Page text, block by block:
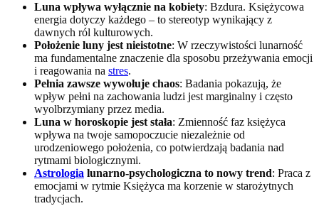
Luna wpływa wyłącznie na kobiety: Bzdura. Księżycowa
energia dotyczy każdego – to stereotyp wynikający z
dawnych ról kulturowych.
Położenie luny jest nieistotne: W rzeczywistości lunarność
ma fundamentalne znaczenie dla sposobu przeżywania emocji
i reagowania na stres.
Pełnia zawsze wywołuje chaos: Badania pokazują, że
wpływ pełni na zachowania ludzi jest marginalny i często
wyolbrzymiany przez media.
Luna w horoskopie jest stała: Zmienność faz księżyca
wpływa na twoje samopoczucie niezależnie od
urodzeniowego położenia, co potwierdzają badania nad
rytmami biologicznymi.
Astrologia lunarno-psychologiczna to nowy trend: Praca z
emocjami w rytmie Księżyca ma korzenie w starożytnych
tradycjach.